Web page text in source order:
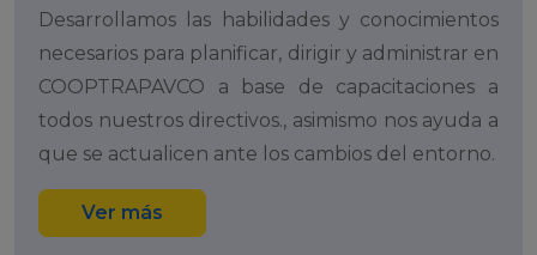
Desarrollamos las habilidades y conocimientos
necesarios para planificar, dirigir y administrar en
COOPTRAPAVCO a base de capacitaciones a
todos nuestros directivos., asimismo nos ayuda a
que se actualicen ante los cambios del entorno.
Ver más